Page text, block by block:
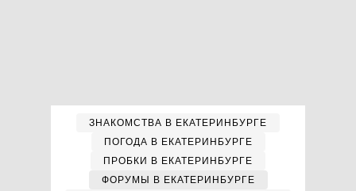
ЗНАКОМСТВА В ЕКАТЕРИНБУРГЕ
ПОГОДА В ЕКАТЕРИНБУРГЕ
ПРОБКИ В ЕКАТЕРИНБУРГЕ
ФОРУМЫ В ЕКАТЕРИНБУРГЕ